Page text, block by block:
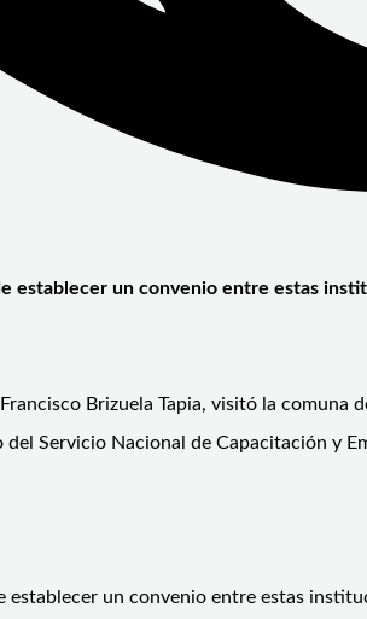
establecer un convenio entre estas
Brizuela Tapia, visitó la
Servicio Nacional de Capacitación y
establecer un convenio entre estas